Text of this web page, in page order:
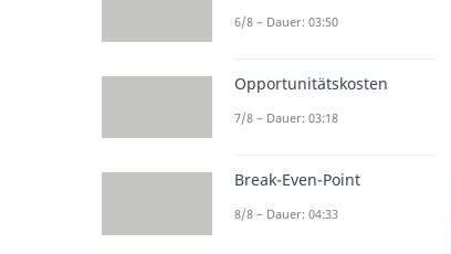
6/8 – Dauer: 03:50
Opportunitätskosten
7/8 – Dauer: 03:18
Break-Even-Point
8/8 – Dauer: 04:33